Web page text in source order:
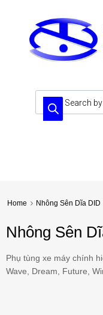
Home Nhông Sên Dĩa DID
Nhông Sên
Phụ tùng xe máy chính
Wave, Dream, Future,